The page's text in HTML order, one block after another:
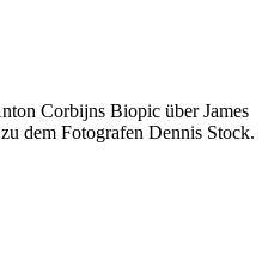
Corbijns Biopic über James
dem Fotografen Dennis Stock.